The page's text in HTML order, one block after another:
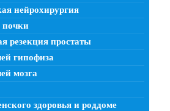
нейрохирургия
почки
резекция простаты
гипофиза
мозга
здоровья и роддоме